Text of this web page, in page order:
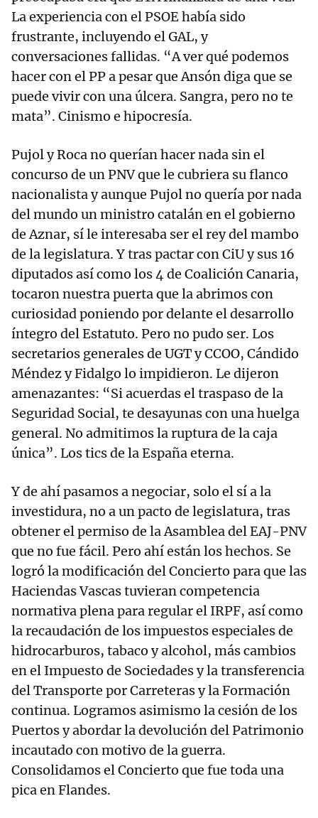
La experiencia con el PSOE había sido
frustrante, incluyendo el GAL, y
conversaciones fallidas. “A ver qué podemos
hacer con el PP a pesar que Ansón diga que se
puede vivir con una úlcera. Sangra, pero no te
mata”. Cinismo e hipocresía.
Pujol y Roca no querían hacer nada sin el
concurso de un PNV que le cubriera su flanco
nacionalista y aunque Pujol no quería por nada
del mundo un ministro catalán en el gobierno
de Aznar, sí le interesaba ser el rey del mambo
de la legislatura. Y tras pactar con CiU y sus 16
diputados así como los 4 de Coalición Canaria,
tocaron nuestra puerta que la abrimos con
curiosidad poniendo por delante el desarrollo
íntegro del Estatuto. Pero no pudo ser. Los
secretarios generales de UGT y CCOO, Cándido
Méndez y Fidalgo lo impidieron. Le dijeron
amenazantes: “Si acuerdas el traspaso de la
Seguridad Social, te desayunas con una huelga
general. No admitimos la ruptura de la caja
única”. Los tics de la España eterna.
Y de ahí pasamos a negociar, solo el sí a la
investidura, no a un pacto de legislatura, tras
obtener el permiso de la Asamblea del EAJ-PNV
que no fue fácil. Pero ahí están los hechos. Se
logró la modificación del Concierto para que las
Haciendas Vascas tuvieran competencia
normativa plena para regular el IRPF, así como
la recaudación de los impuestos especiales de
hidrocarburos, tabaco y alcohol, más cambios
en el Impuesto de Sociedades y la transferencia
del Transporte por Carreteras y la Formación
continua. Logramos asimismo la cesión de los
Puertos y abordar la devolución del Patrimonio
incautado con motivo de la guerra.
Consolidamos el Concierto que fue toda una
pica en Flandes.